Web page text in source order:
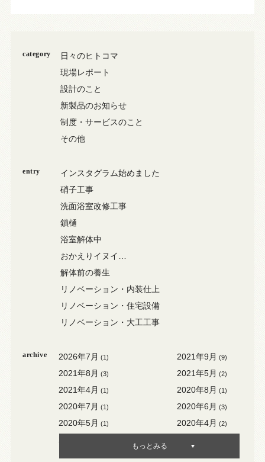
category
日々のヒトコマ
現場レポート
設計のこと
新製品のお知らせ
制度・サービスのこと
その他
entry
インスタグラム始めました
硝子工事
洗面浴室改修工事
鎖樋
浴室解体中
おかえりイヌイ…
解体前の養生
リノベーション・内装仕上
リノベーション・住宅設備
リノベーション・大工工事
archive 2026年7月 (1) 2021年9月 (9)
2021年8月 (3) 2021年5月 (2)
2021年4月 (1) 2020年8月 (1)
2020年7月 (1) 2020年6月 (3)
2020年5月 (1) 2020年4月 (2)
2020年3月
もっとみる